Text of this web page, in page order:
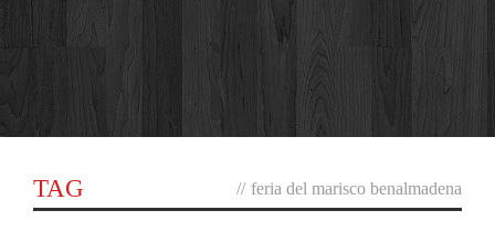
TAG // feria del marisco benalmadena